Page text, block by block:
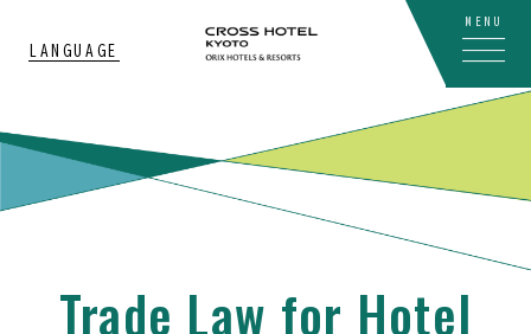
LANGUAGE
MENU
Trade Law for Hotel